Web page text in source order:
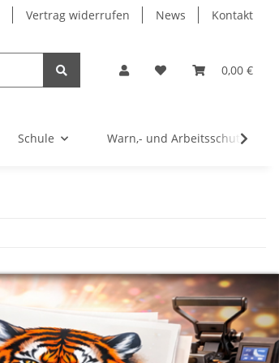
Vertrag widerrufen News Kontakt
0,00 €
Schule Warn,- und Arbeitsschutz